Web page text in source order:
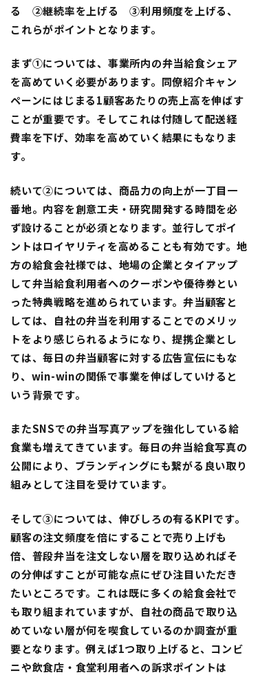
る ②継続率を上げる ③利用頻度を上げる、
これらがポイントとなります。
まず①については、事業所内の弁当給食シェア
を高めていく必要があります。同僚紹介キャン
ペーンにはじまる1顧客あたりの売上高を伸ばす
ことが重要です。そしてこれは付随して配送経
費率を下げ、効率を高めていく結果にもなりま
す。
続いて②については、商品力の向上が一丁目一
番地。内容を創意工夫・研究開発する時間を必
ず設けることが必須となります。並行してポイ
ントはロイヤリティを高めることも有効です。地
方の給食会社様では、地場の企業とタイアップ
して弁当給食利用者へのクーポンや優待券とい
った特典戦略を進められています。弁当顧客と
しては、自社の弁当を利用することでのメリッ
トをより感じられるようになり、提携企業とし
ては、毎日の弁当顧客に対する広告宣伝にもな
り、win-winの関係で事業を伸ばしていけると
いう背景です。
またSNSでの弁当写真アップを強化している給
食業も増えてきています。毎日の弁当給食写真の
公開により、ブランディングにも繋がる良い取り
組みとして注目を受けています。
そして③については、伸びしろの有るKPIです。
顧客の注文頻度を倍にすることで売り上げも
倍、普段弁当を注文しない層を取り込めればそ
の分伸ばすことが可能な点にぜひ注目いただき
たいところです。これは既に多くの給食会社で
も取り組まれていますが、自社の商品で取り込
めていない層が何を喫食しているのか調査が重
要となります。例えば1つ取り上げると、コンビ
ニや飲食店・食堂利用者への訴求ポイントは